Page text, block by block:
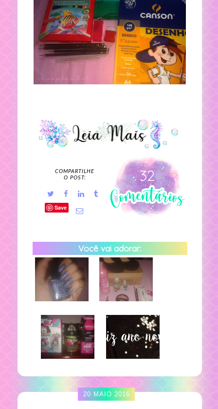
32
COMPARTILHE
O POST:
Save
Você vai adorar:
20 MAIO 2016